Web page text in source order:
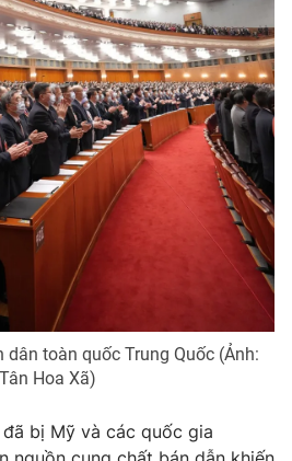
toàn quốc Trung Quốc (Ảnh:
Tân Hoa Xã)
đã bị Mỹ và các quốc gia